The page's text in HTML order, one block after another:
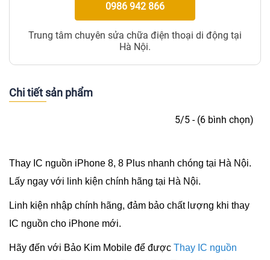
0986 942 866
Trung tâm chuyên sửa chữa điện thoại di động tại
Hà Nội.
Chi tiết sản phẩm
5/5 - (6 bình chọn)
Thay IC nguồn iPhone 8, 8 Plus nhanh chóng tại Hà Nội.
Lấy ngay với linh kiện chính hãng tại Hà Nội.
Linh kiện nhập chính hãng, đảm bảo chất lượng khi thay
IC nguồn cho iPhone mới.
Hãy đến với Bảo Kim Mobile để được Thay IC nguồn